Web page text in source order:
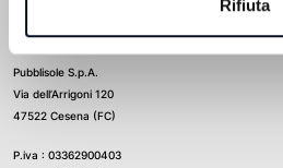
Rifiuta
Ludovico Luongo
Pubblisole S.p.A.
Via dell’Arrigoni 120
47522 Cesena (FC)
P.iva : 03362900403